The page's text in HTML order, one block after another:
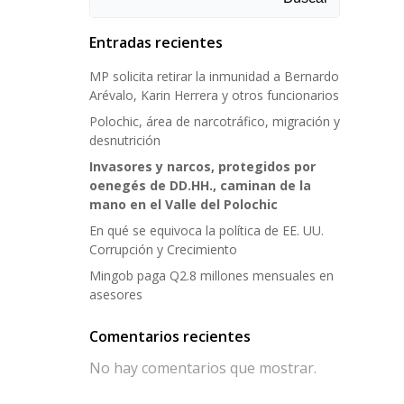
Entradas recientes
MP solicita retirar la inmunidad a Bernardo
Arévalo, Karin Herrera y otros funcionarios
Polochic, área de narcotráfico, migración y
desnutrición
Invasores y narcos, protegidos por
oenegés de DD.HH., caminan de la
mano en el Valle del Polochic
En qué se equivoca la política de EE. UU.
Corrupción y Crecimiento
Mingob paga Q2.8 millones mensuales en
asesores
Comentarios recientes
No hay comentarios que mostrar.